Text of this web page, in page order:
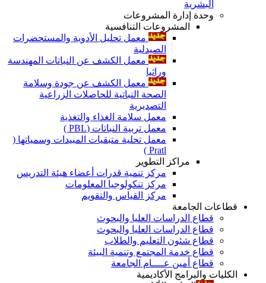
البشرية
وحدة إدارة المشروعات
المشروعات التنافسية
معمل تحليل الأدوية والمستحضرات
الصيدلية
معمل الكشف عن النباتات المهندسة
وراثيا
معمل الكشف عن جودة وسلامة
الصحة النباتية للحاصلات الزراعية
التصديرية
معمل سلامة الغذاء والتغذية
معمل تربية النباتات (PBL )
معمل تحلية متبقيات المبيدات وسمياتها (
Pratl )
مراكز التطوير
مركز تنمية قدرات أعضاء هيئة التدريس
مركز تنكولوجيا المعلومات
مركز القياس والتقويم
قطاعات الجامعة
قطاع الدراسات العليا والبحوث
قطاع الدراسات العليا والبحوث
قطاع شئون التعليم والطلاب
قطاع خدمة المجتمع وتنمية البيئة
قطاع أمين عــــام الجامعة
الكليات والبرامج الأكاديمية